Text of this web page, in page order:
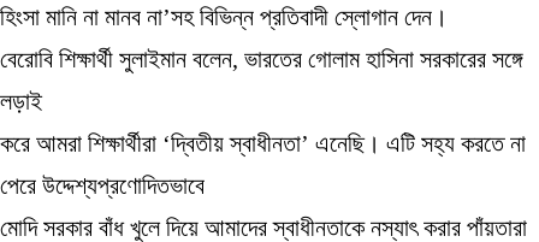
হিংসা মানি না মানব না’সহ বিভিন্ন প্রতিবাদী স্লোগান দেন।
বেরোবি শিক্ষার্থী সুলাইমান বলেন, ভারতের গোলাম হাসিনা সরকারের সঙ্গে
লড়াই
করে আমরা শিক্ষার্থীরা ‘দ্বিতীয় স্বাধীনতা’ এনেছি। এটি সহ্য করতে না
পেরে উদ্দেশ্যপ্রণোদিতভাবে
মোদি সরকার বাঁধ খুলে দিয়ে আমাদের স্বাধীনতাকে নস্যাৎ করার পাঁয়তারা